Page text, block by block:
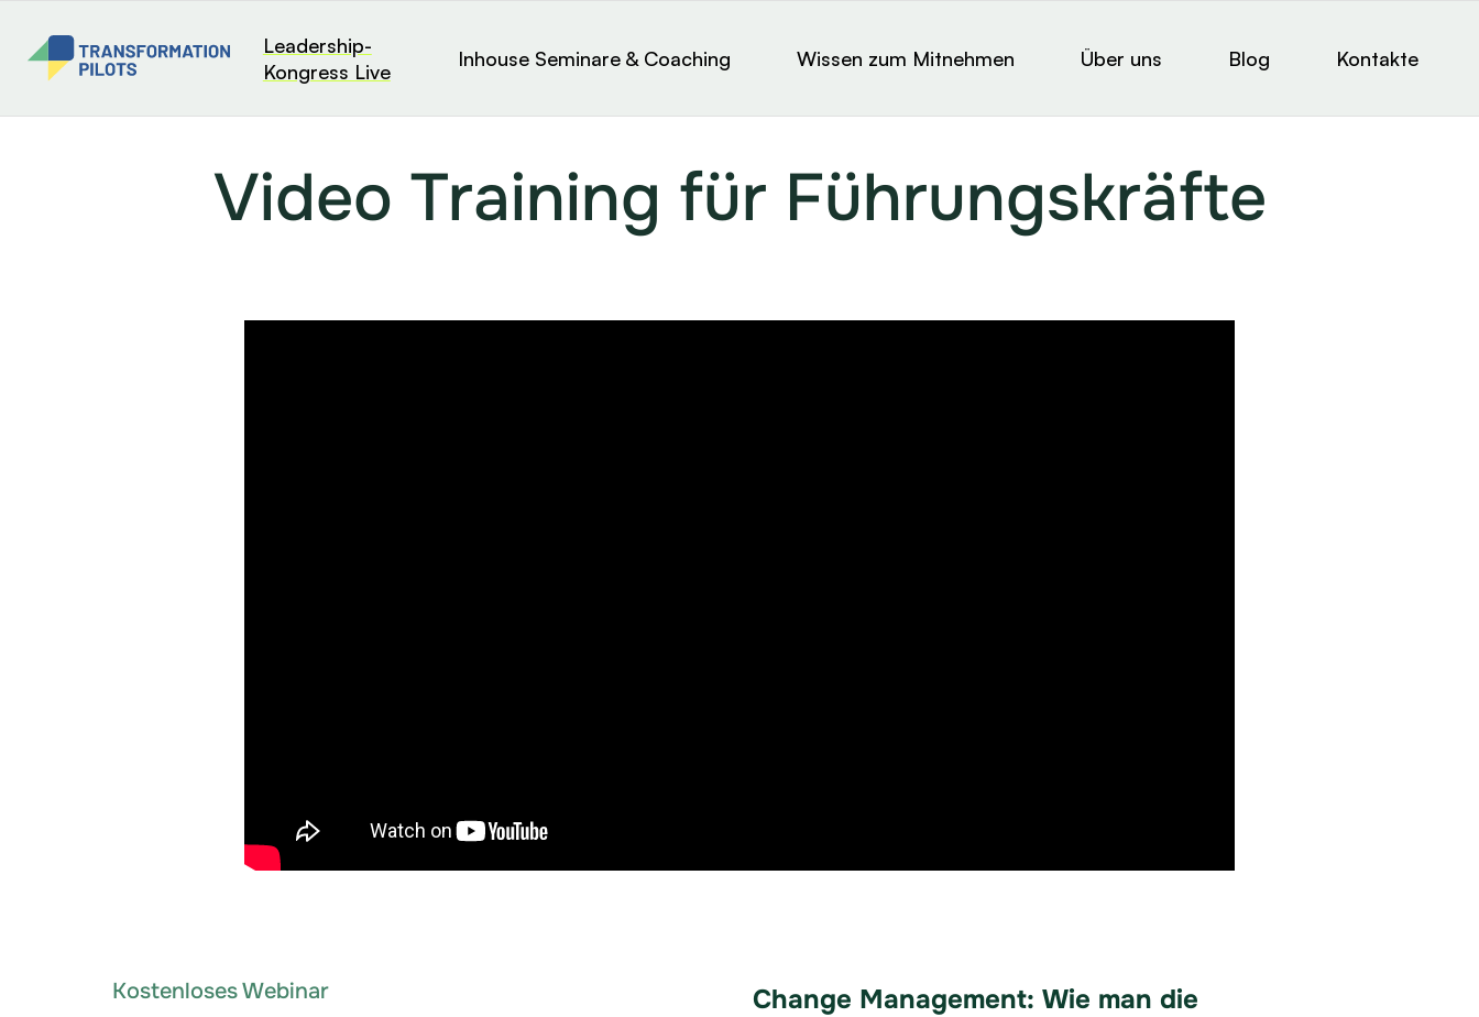
Leadership-
Kongress Live
Inhouse Seminare & Coaching Wissen zum Mitnehmen Über uns Blog Kontakte
Video Training für Führungskräfte
Kostenloses Webinar
Change Management: Wie man die